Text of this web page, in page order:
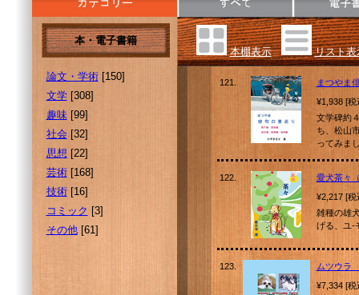
本・電子書籍
論文・学術[150]
文学[308]
趣味[99]
社会[32]
思想 [22]
芸術[168]
技術[16]
コミック [3]
その他[61]
本棚表示 リスト表
121.
まつやま
¥1,938 [
文学碑約
ち、松山
ってみま
122.
愛犬茶々
¥2,217 [
雑種の雄
げる、ユ-
123.
ムツウラ
¥7,334 [